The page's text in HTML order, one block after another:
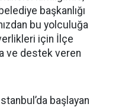
başkanlığı
bu yolculuğa
için İlçe
ve destek veren
başlayan